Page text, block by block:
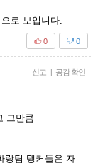
로 보입니다.
0
0
신고 | 공감 확인
그만큼
랑팀 탱커들은 자